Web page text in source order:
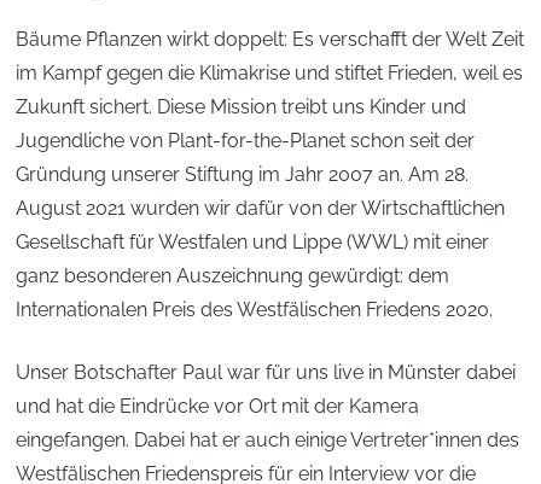
Bäume Pflanzen wirkt doppelt: Es verschafft der Welt Zeit
im Kampf gegen die Klimakrise und stiftet Frieden, weil es
Zukunft sichert. Diese Mission treibt uns Kinder und
Jugendliche von Plant-for-the-Planet schon seit der
Gründung unserer Stiftung im Jahr 2007 an. Am 28.
August 2021 wurden wir dafür von der Wirtschaftlichen
Gesellschaft für Westfalen und Lippe (WWL) mit einer
ganz besonderen Auszeichnung gewürdigt: dem
Internationalen Preis des Westfälischen Friedens 2020.
Unser Botschafter Paul war für uns live in Münster dabei
und hat die Eindrücke vor Ort mit der Kamera
eingefangen. Dabei hat er auch einige Vertreter*innen des
Westfälischen Friedenspreis für ein Interview vor die